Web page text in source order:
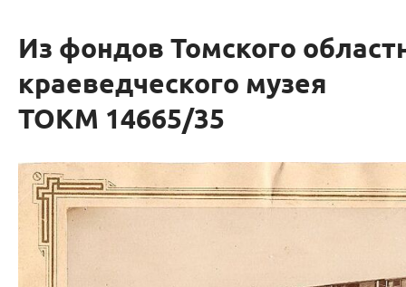
Из фондов Томского
краеведческого музея
ТОКМ 14665/35